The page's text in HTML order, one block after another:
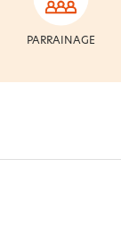
PARRAINAGE